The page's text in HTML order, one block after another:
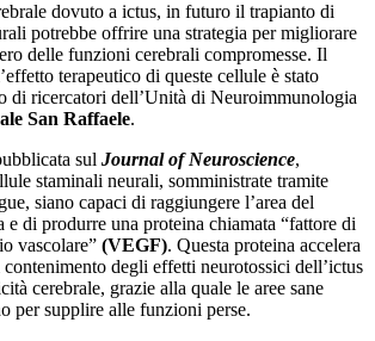
dovuto a ictus, in futuro il trapianto di
potrebbe offrire una strategia per migliorare
delle funzioni cerebrali compromesse. Il
terapeutico di queste cellule è stato
di ricercatori dell’Unità di Neuroimmunologia
San Raffaele.
sul Journal of Neuroscience,
staminali neurali, somministrate tramite
siano capaci di raggiungere l’area del
e di produrre una proteina chiamata “fattore di
vascolare” (VEGF). Questa proteina accelera
degli effetti neurotossici dell’ictus
cerebrale, grazie alla quale le aree sane
per supplire alle funzioni perse.